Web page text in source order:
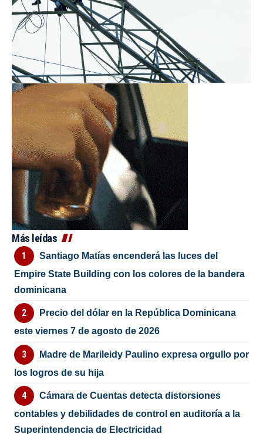
Más leídas
Santiago Matías encenderá las luces del
Empire State Building con los colores de la bandera
dominicana
Precio del dólar en la República Dominicana
este viernes 7 de agosto de 2026
Madre de Marileidy Paulino expresa orgullo por
los logros de su hija
Cámara de Cuentas detecta distorsiones
contables y debilidades de control en auditoría a la
Superintendencia de Electricidad